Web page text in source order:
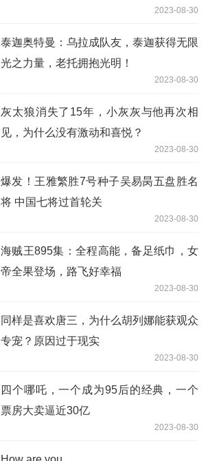
2023-08-30
泰迦奥特曼：乌拉成队友，泰迦获得无限
光之力量，老托拥抱光明！
2023-08-30
灰太狼消失了15年，小灰灰与他再次相
见，为什么没有激动和喜悦？
2023-08-30
爆发！王雅繁胜7号种子吴易昺五盘胜名
将 中国七将过首轮关
2023-08-30
海贼王895集：全程高能，备足纸巾，女
帝全果登场，路飞好幸福
2023-08-30
同样是喜欢唐三，为什么胡列娜能获观众
专宠？原因过于现实
2023-08-30
四个哪吒，一个成为95后的经典，一个
票房大卖逼近30亿
2023-08-30